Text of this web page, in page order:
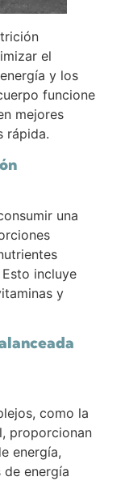
el
y los
funcione
mejores
rápida.
una
incluye
y
como la
proporcionan
energía,
de energía